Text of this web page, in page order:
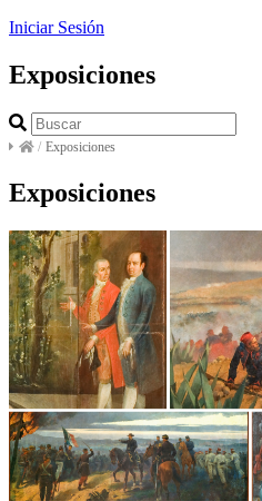
Iniciar Sesión
Exposiciones
/ Exposiciones
Exposiciones